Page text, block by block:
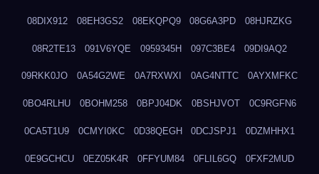
08DIX912 08EH3GS2 08EKQPQ9 08G6A3PD 08HJRZKG
08R2TE13 091V6YQE 0959345H 097C3BE4 09DI9AQ2
09RKK0JO 0A54G2WE 0A7RXWXI 0AG4NTTC 0AYXMFKC
0BO4RLHU 0BOHM258 0BPJ04DK 0BSHJVOT 0C9RGFN6
0CA5T1U9 0CMYI0KC 0D38QEGH 0DCJSPJ1 0DZMHHX1
0E9GCHCU 0EZ05K4R 0FFYUM84 0FLIL6GQ 0FXF2MUD